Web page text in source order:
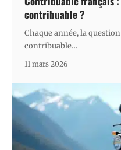
contribuable ?
Chaque année, la
contribuable…
11 mars 2026